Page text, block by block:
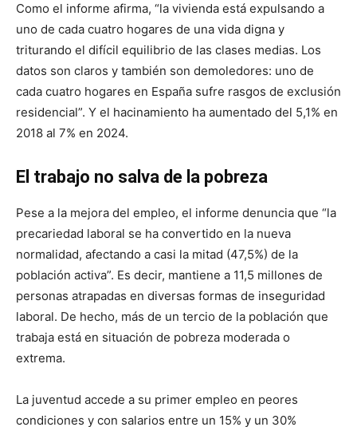
Como el informe afirma, “la vivienda está expulsando a
uno de cada cuatro hogares de una vida digna y
triturando el difícil equilibrio de las clases medias. Los
datos son claros y también son demoledores: uno de
cada cuatro hogares en España sufre rasgos de exclusión
residencial”. Y el hacinamiento ha aumentado del 5,1% en
2018 al 7% en 2024.
El trabajo no salva de la pobreza
Pese a la mejora del empleo, el informe denuncia que “la
precariedad laboral se ha convertido en la nueva
normalidad, afectando a casi la mitad (47,5%) de la
población activa”. Es decir, mantiene a 11,5 millones de
personas atrapadas en diversas formas de inseguridad
laboral. De hecho, más de un tercio de la población que
trabaja está en situación de pobreza moderada o
extrema.
La juventud accede a su primer empleo en peores
condiciones y con salarios entre un 15% y un 30%